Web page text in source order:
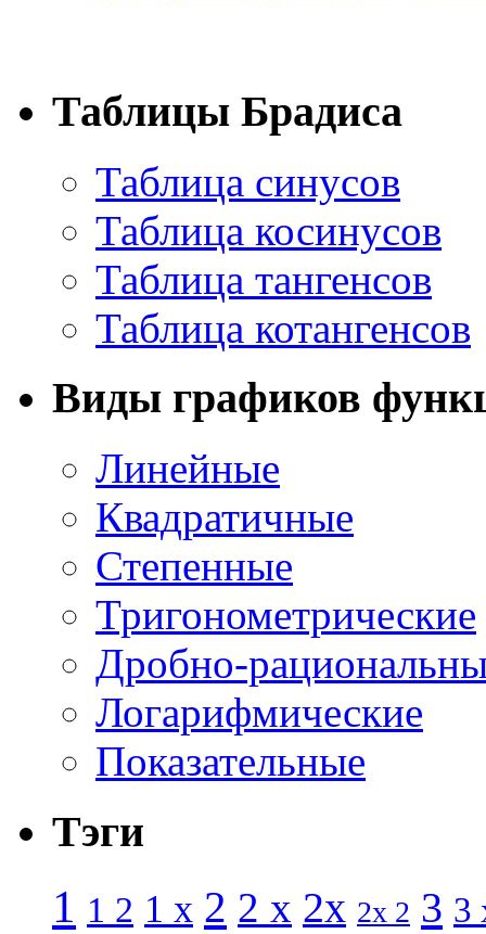
Таблицы Брадиса
Таблица синусов
Таблица косинусов
Таблица тангенсов
Таблица котангенсов
Виды графиков
Линейные
Квадратичные
Степенные
Тригонометрические
Дробно-
Логарифмические
Показательные
Тэги
1 1 2 1 x 2 2 x 2x 2x 2 3 3